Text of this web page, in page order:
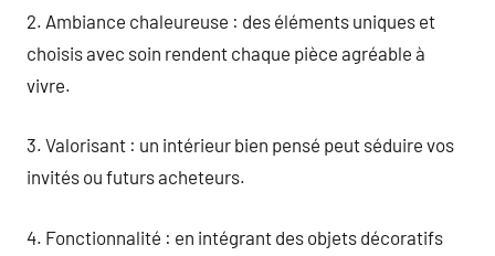
2. Ambiance chaleureuse : des éléments uniques et
choisis avec soin rendent chaque pièce agréable à
vivre.
3. Valorisant : un intérieur bien pensé peut séduire vos
invités ou futurs acheteurs.
4. Fonctionnalité : en intégrant des objets décoratifs